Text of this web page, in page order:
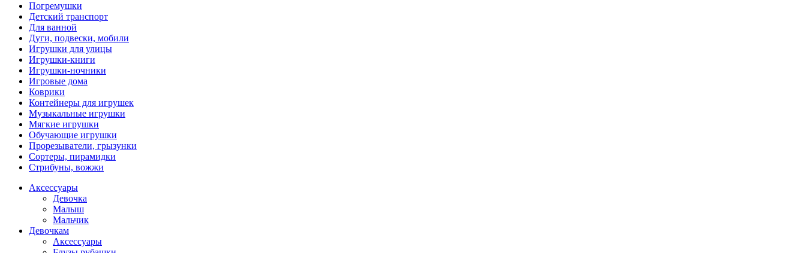
Погремушки
Детский транспорт
Для ванной
Дуги, подвески, мобили
Игрушки для улицы
Игрушки-книги
Игрушки-ночники
Игровые дома
Коврики
Контейнеры для игрушек
Музыкальные игрушки
Мягкие игрушки
Обучающие игрушки
Прорезыватели, грызунки
Сортеры, пирамидки
Стрибуны, вожжи
Аксессуары
Девочка
Малыш
Мальчик
Девочкам
Аксессуары